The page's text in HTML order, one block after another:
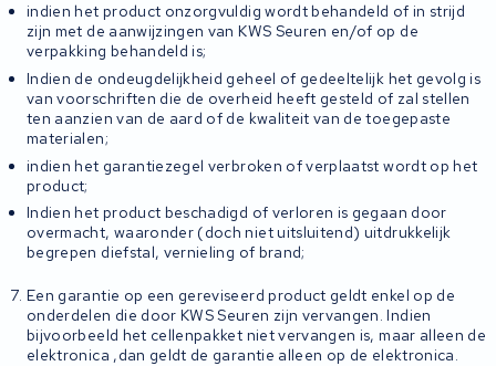
indien het product onzorgvuldig wordt behandeld of in strijd
zijn met de aanwijzingen van KWS Seuren en/of op de
verpakking behandeld is;
Indien de ondeugdelijkheid geheel of gedeeltelijk het gevolg is
van voorschriften die de overheid heeft gesteld of zal stellen
ten aanzien van de aard of de kwaliteit van de toegepaste
materialen;
indien het garantiezegel verbroken of verplaatst wordt op het
product;
Indien het product beschadigd of verloren is gegaan door
overmacht, waaronder (doch niet uitsluitend) uitdrukkelijk
begrepen diefstal, vernieling of brand;
Een garantie op een gereviseerd product geldt enkel op de
onderdelen die door KWS Seuren zijn vervangen. Indien
bijvoorbeeld het cellenpakket niet vervangen is, maar alleen de
elektronica ,dan geldt de garantie alleen op de elektronica.